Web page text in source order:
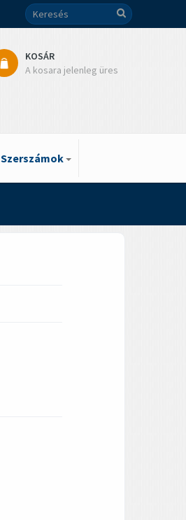
KOSÁR
A kosara jelenleg üres
Szerszámok